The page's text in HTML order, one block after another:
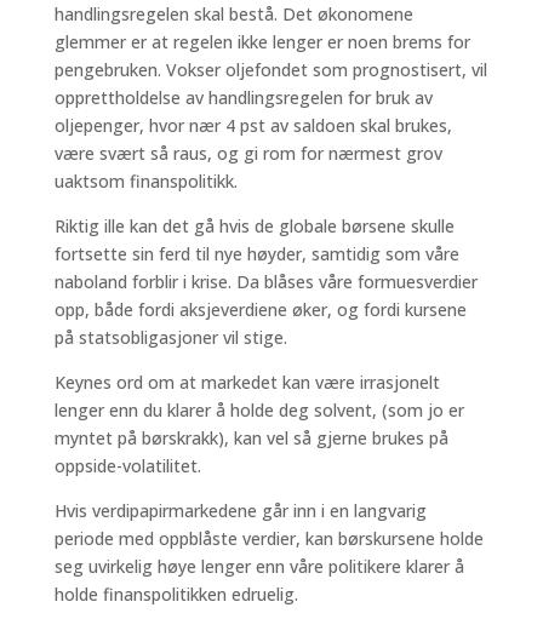
handlingsregelen skal bestå. Det økonomene
glemmer er at regelen ikke lenger er noen brems for
pengebruken. Vokser oljefondet som prognostisert, vil
opprettholdelse av handlingsregelen for bruk av
oljepenger, hvor nær 4 pst av saldoen skal brukes,
være svært så raus, og gi rom for nærmest grov
uaktsom finanspolitikk.
Riktig ille kan det gå hvis de globale børsene skulle
fortsette sin ferd til nye høyder, samtidig som våre
naboland forblir i krise. Da blåses våre formuesverdier
opp, både fordi aksjeverdiene øker, og fordi kursene
på statsobligasjoner vil stige.
Keynes ord om at markedet kan være irrasjonelt
lenger enn du klarer å holde deg solvent, (som jo er
myntet på børskrakk), kan vel så gjerne brukes på
oppside-volatilitet.
Hvis verdipapirmarkedene går inn i en langvarig
periode med oppblåste verdier, kan børskursene holde
seg uvirkelig høye lenger enn våre politikere klarer å
holde finanspolitikken edruelig.